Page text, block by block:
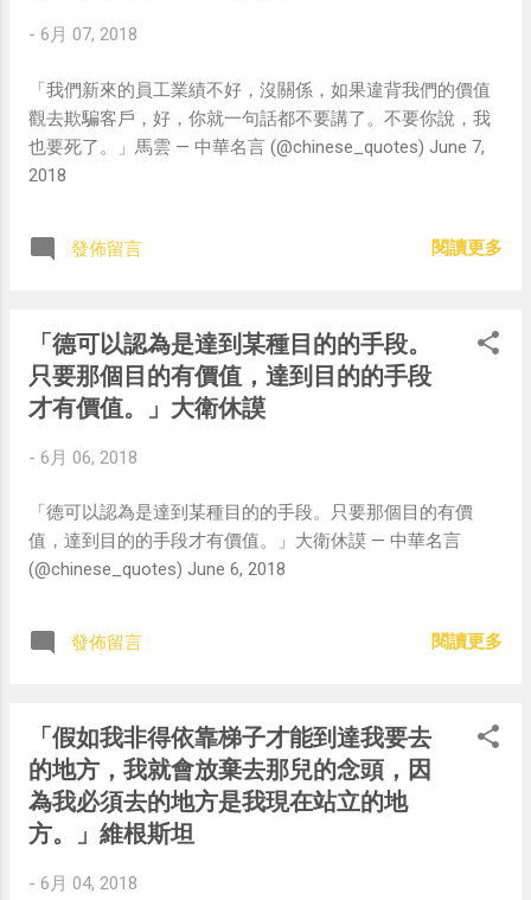
- 6月 07, 2018
「我們新來的員工業績不好，沒關係，如果違背我們的價值
觀去欺騙客戶，好，你就一句話都不要講了。不要你說，我
也要死了。」馬雲 — 中華名言 (@chinese_quotes) June 7,
2018
發佈留言 閱讀更多
「德可以認為是達到某種目的的手段。
只要那個目的有價值，達到目的的手段
才有價值。」大衛休謨
- 6月 06, 2018
「德可以認為是達到某種目的的手段。只要那個目的有價
值，達到目的的手段才有價值。」大衛休謨 — 中華名言
(@chinese_quotes) June 6, 2018
發佈留言 閱讀更多
「假如我非得依靠梯子才能到達我要去
的地方，我就會放棄去那兒的念頭，因
為我必須去的地方是我現在站立的地
方。」維根斯坦
- 6月 04, 2018